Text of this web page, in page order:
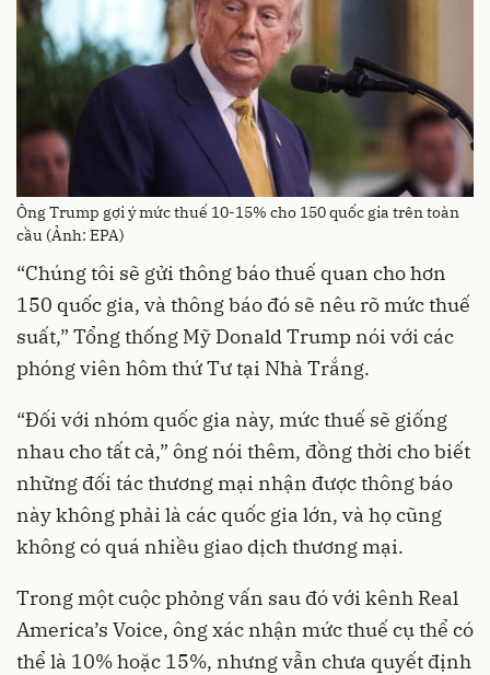
Ông Trump gợi ý mức thuế 10-15% cho 150 quốc gia trên toàn
cầu (Ảnh: EPA)
“Chúng tôi sẽ gửi thông báo thuế quan cho hơn
150 quốc gia, và thông báo đó sẽ nêu rõ mức thuế
suất,” Tổng thống Mỹ Donald Trump nói với các
phóng viên hôm thứ Tư tại Nhà Trắng.
“Đối với nhóm quốc gia này, mức thuế sẽ giống
nhau cho tất cả,” ông nói thêm, đồng thời cho biết
những đối tác thương mại nhận được thông báo
này không phải là các quốc gia lớn, và họ cũng
không có quá nhiều giao dịch thương mại.
Trong một cuộc phỏng vấn sau đó với kênh Real
America’s Voice, ông xác nhận mức thuế cụ thể có
thể là 10% hoặc 15%, nhưng vẫn chưa quyết định